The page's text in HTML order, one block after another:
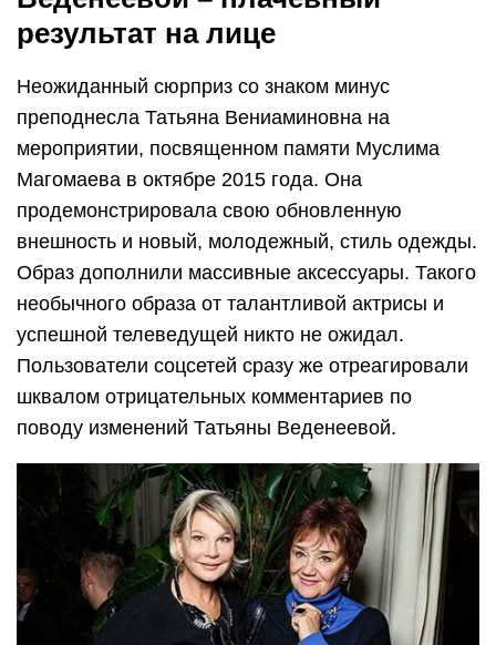
результат на лице
Неожиданный сюрприз со знаком минус
преподнесла Татьяна Вениаминовна на
мероприятии, посвященном памяти Муслима
Магомаева в октябре 2015 года. Она
продемонстрировала свою обновленную
внешность и новый, молодежный, стиль одежды.
Образ дополнили массивные аксессуары. Такого
необычного образа от талантливой актрисы и
успешной телеведущей никто не ожидал.
Пользователи соцсетей сразу же отреагировали
шквалом отрицательных комментариев по
поводу изменений Татьяны Веденеевой.